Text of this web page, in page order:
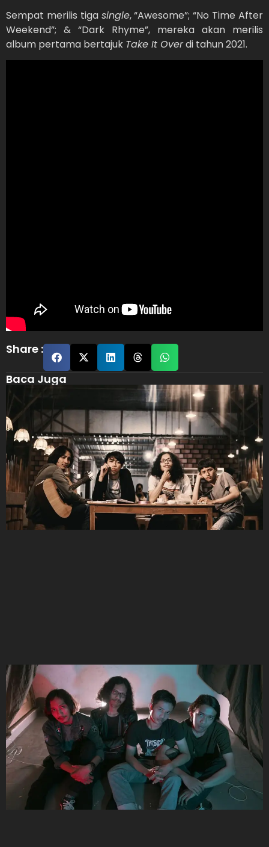
Sempat merilis tiga single, “Awesome”; “No Time After
Weekend”; & “Dark Rhyme”, mereka akan merilis
album pertama bertajuk Take It Overdi tahun 2021.
Share :
Baca Juga